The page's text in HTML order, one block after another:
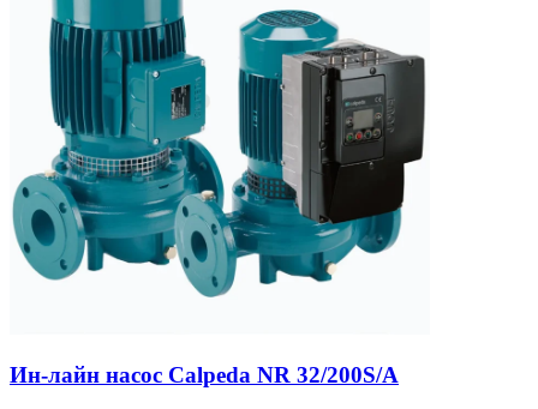
Ин-лайн насос Calpeda NR 32/200S/A